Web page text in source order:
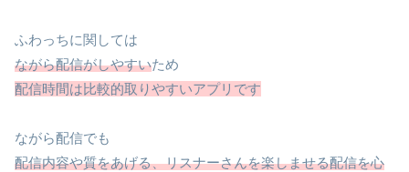
ふわっちに関しては
ながら配信がしやすいため
配信時間は比較的取りやすいアプリです
ながら配信でも
配信内容や質をあげる、リスナーさんを楽しませる配信を心